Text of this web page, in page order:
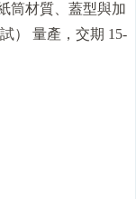
筒材質、蓋型與加
） 量產， 交期 15-